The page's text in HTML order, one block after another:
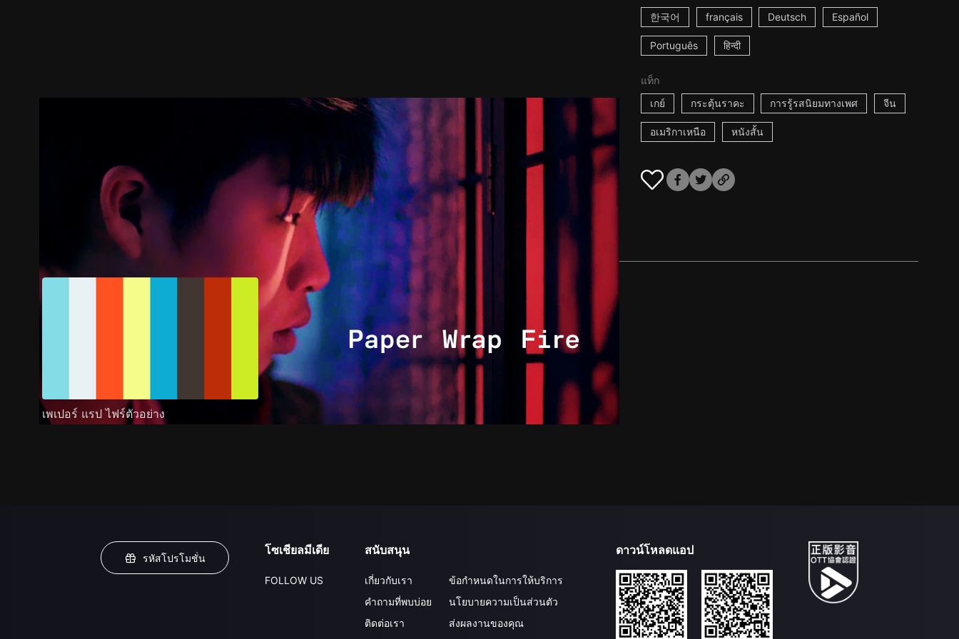
한국어 français Deutsch Español
Português हिन्दी
แท็ก
เกย์
กระตุ้นราคะ การรู้รสนิยมทางเพศ จีน
อเมริกาเหนือ หนังสั้น
ภาพนิ่ง รายละเอียด
เพเปอร์ แรป ไฟร์ตัวอย่าง
รหัสโปรโมชั่น
โซเชียลมีเดีย
FOLLOW US
สนับสนุน
เกี่ยวกับเรา
คำถามที่พบบ่อย
ติดต่อเรา
ข้อกำหนดในการให้บริการ
นโยบายความเป็นส่วนตัว
ส่งผลงานของคุณ
ดาวน์โหลดแอป